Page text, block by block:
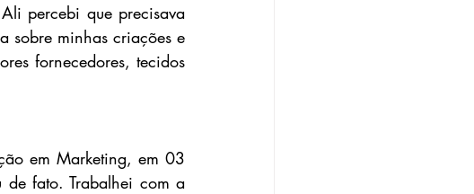
percebi que precisava
sobre minhas criações e
fornecedores, tecidos
em Marketing, em 03
fato. Trabalhei com a